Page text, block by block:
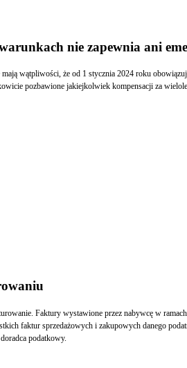
nie zapewnia ani
wątpliwości, że od 1 stycznia 2024 roku
pozbawione jakiejkolwiek kompensacji za
Faktury wystawione przez nabywcę w
faktur sprzedażowych i zakupowych danego
podatkowy.